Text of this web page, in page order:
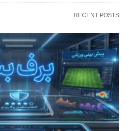
RECENT POSTS